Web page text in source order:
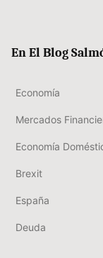
En El Blog
Economía
Mercados
Economía
Brexit
España
Deuda